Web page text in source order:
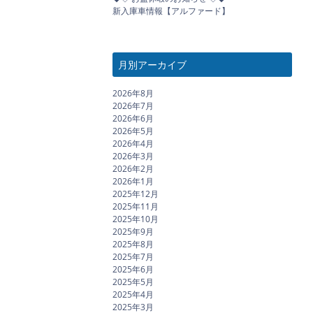
新入庫車情報【アルファード】
月別アーカイブ
2026年8月
2026年7月
2026年6月
2026年5月
2026年4月
2026年3月
2026年2月
2026年1月
2025年12月
2025年11月
2025年10月
2025年9月
2025年8月
2025年7月
2025年6月
2025年5月
2025年4月
2025年3月